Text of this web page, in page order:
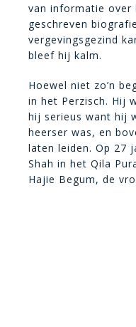
van informatie over
geschreven
vergevingsgezind
bleef hij kalm.
Hoewel niet zo’n
in het Perzisch. Hij
hij serieus want hij
heerser was, en
laten leiden. Op 27
Shah in het Qila
Hajie Begum, de